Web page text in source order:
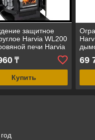
защитное
Harvia WL200
печи Harvia
₸
Купить
69